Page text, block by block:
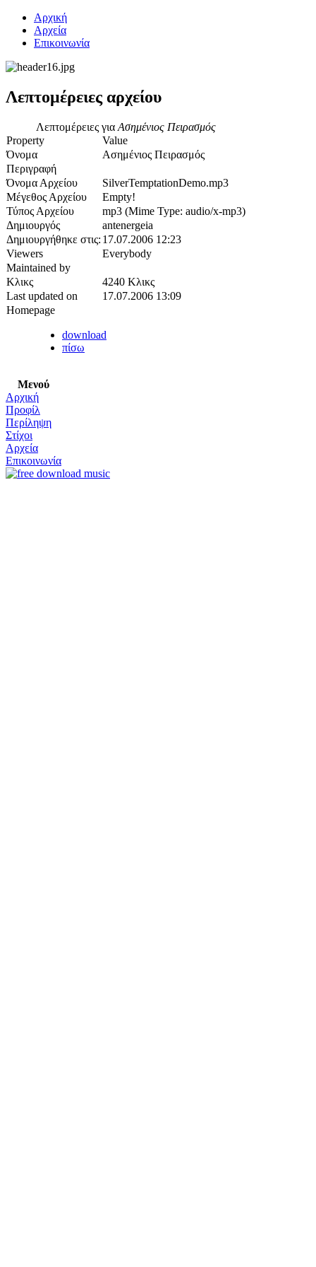
Αρχική
Αρχεία
Επικοινωνία
Λεπτομέρειες αρχείου
Λεπτομέρειες για Ασημένιος Πειρασμός
Property
Value
Όνομα
Ασημένιος Πειρασμός
Περιγραφή
Όνομα Αρχείου
SilverTemptationDemo.mp3
Μέγεθος Αρχείου
Empty!
Τύπος Αρχείου
mp3 (Mime Type: audio/x-mp3)
Δημιουργός
antenergeia
Δημιουργήθηκε στις: 17.07.2006 12:23
Viewers
Everybody
Maintained by
Κλικς
4240 Κλικς
Last updated on
17.07.2006 13:09
Homepage
download
πίσω
Μενού
Αρχική
Προφίλ
Περίληψη
Στίχοι
Αρχεία
Επικοινωνία